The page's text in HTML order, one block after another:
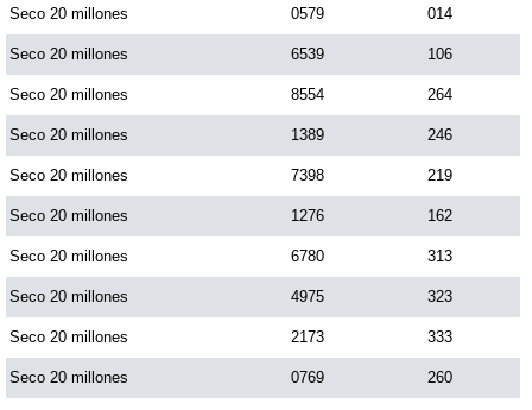
Seco 20 millones 0579 014
Seco 20 millones 6539 106
Seco 20 millones 8554 264
Seco 20 millones 1389 246
Seco 20 millones 7398 219
Seco 20 millones 1276 162
Seco 20 millones 6780 313
Seco 20 millones 4975 323
Seco 20 millones 2173 333
Seco 20 millones 0769 260